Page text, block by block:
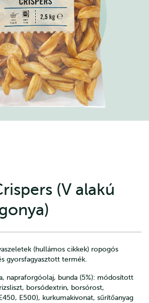
(V alakú
(hullámos cikkek) ropogós
gyorsfagyasztott termék.
napraforgóolaj, bunda (5%): módosított
borsódextrin, borsórost,
E500), kurkumakivonat, sűrítőanyag